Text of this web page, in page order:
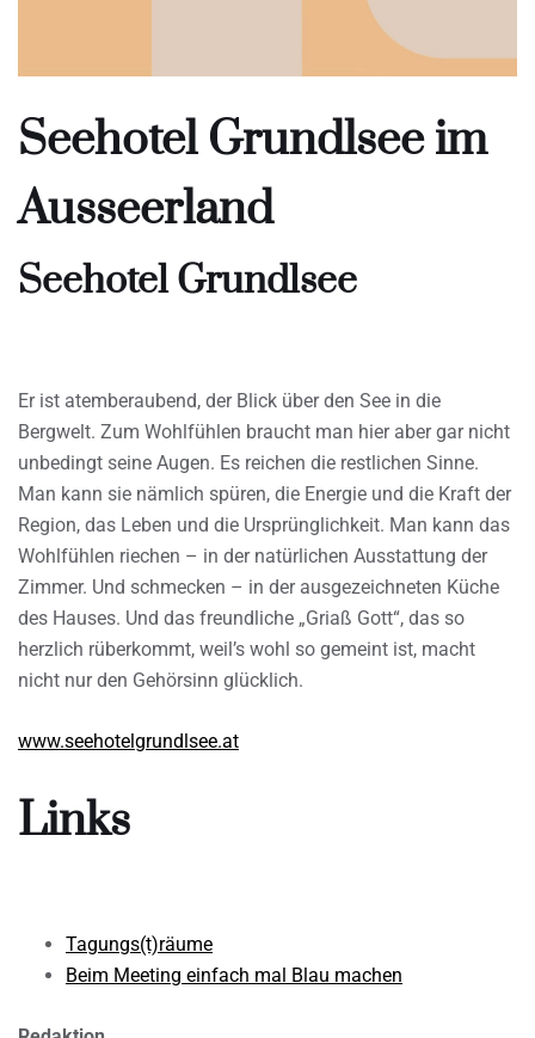
Seehotel Grundlsee im
Ausseerland
Seehotel Grundlsee
Er ist atemberaubend, der Blick über den See in die
Bergwelt. Zum Wohlfühlen braucht man hier aber gar nicht
unbedingt seine Augen. Es reichen die restlichen Sinne.
Man kann sie nämlich spüren, die Energie und die Kraft der
Region, das Leben und die Ursprünglichkeit. Man kann das
Wohlfühlen riechen – in der natürlichen Ausstattung der
Zimmer. Und schmecken – in der ausgezeichneten Küche
des Hauses. Und das freundliche „Griaß Gott“, das so
herzlich rüberkommt, weil’s wohl so gemeint ist, macht
nicht nur den Gehörsinn glücklich.
www.seehotelgrundlsee.at
Links
Tagungs(t)räume
Beim Meeting einfach mal Blau machen